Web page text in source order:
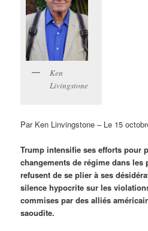
Ken
Livingstone
Par Ken Linvingstone – Le 15
Trump intensifie ses efforts pour
changements de régime dans les
refusent de se plier à ses
silence hypocrite sur les
commises par des alliés
saoudite.